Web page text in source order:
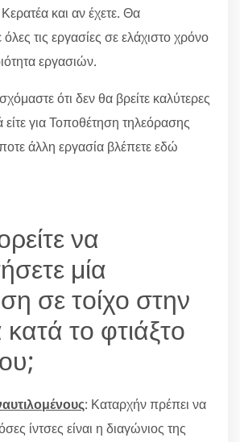
και αν έχετε. Θα
τις εργασίες σε ελάχιστο χρόνο
εργασιών.
ότι δεν θα βρείτε καλύτερες
είτε για Τοποθέτηση τηλεόρασης
άλλη εργασία βλέπετε εδώ
να
μία
σε τοίχο στην
το φτιάξτο
: Καταρχήν πρέπει να
ίντσες είναι η διαγώνιος της